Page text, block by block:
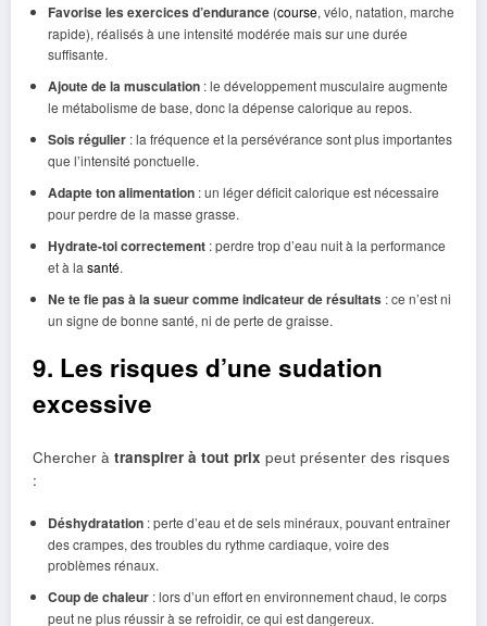
Favorise les exercices d’endurance(course, vélo, natation, marche
rapide), réalisés à une intensité modérée mais sur une durée
suffisante.
Ajoute de la musculation: le développement musculaire augmente
le métabolisme de base, donc la dépense calorique au repos.
Sois régulier: la fréquence et la persévérance sont plus importantes
que l’intensité ponctuelle.
Adapte ton alimentation: un léger déficit calorique est nécessaire
pour perdre de la masse grasse.
Hydrate-toi correctement: perdre trop d’eau nuit à la performance
et à la santé.
Ne te fie pas à la sueur comme indicateur de résultats : ce n’est ni
un signe de bonne santé, ni de perte de graisse.
9. Les risques d’une sudation
excessive
Chercher à transpirer à tout prix peut présenter des risques
:
Déshydratation: perte d’eau et de sels minéraux, pouvant entraîner
des crampes, des troubles du rythme cardiaque, voire des
problèmes rénaux.
Coup de chaleur: lors d’un effort en environnement chaud, le corps
peut ne plus réussir à se refroidir, ce qui est dangereux.